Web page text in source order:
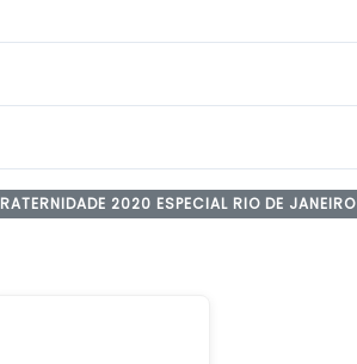
2020 ESPECIAL RIO DE JANEIRO